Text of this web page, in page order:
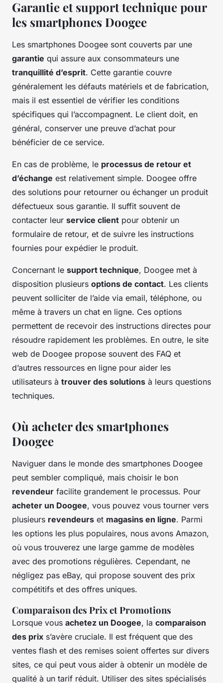
Garantie et support technique pour
les smartphones Doogee
Les smartphones Doogee sont couverts par une
garantie qui assure aux consommateurs une
tranquillité d’esprit. Cette garantie couvre
généralement les défauts matériels et de fabrication,
mais il est essentiel de vérifier les conditions
spécifiques qui l’accompagnent. Le client doit, en
général, conserver une preuve d’achat pour
bénéficier de ce service.
En cas de problème, le processus de retour et
d’échange est relativement simple. Doogee offre
des solutions pour retourner ou échanger un produit
défectueux sous garantie. Il suffit souvent de
contacter leur service client pour obtenir un
formulaire de retour, et de suivre les instructions
fournies pour expédier le produit.
Concernant le support technique, Doogee met à
disposition plusieurs options de contact. Les clients
peuvent solliciter de l’aide via email, téléphone, ou
même à travers un chat en ligne. Ces options
permettent de recevoir des instructions directes pour
résoudre rapidement les problèmes. En outre, le site
web de Doogee propose souvent des FAQ et
d’autres ressources en ligne pour aider les
utilisateurs à trouver des solutions à leurs questions
techniques.
Où acheter des smartphones
Doogee
Naviguer dans le monde des smartphones Doogee
peut sembler compliqué, mais choisir le bon
revendeur facilite grandement le processus. Pour
acheter un Doogee, vous pouvez vous tourner vers
plusieurs revendeurs et magasins en ligne. Parmi
les options les plus populaires, nous avons Amazon,
où vous trouverez une large gamme de modèles
avec des promotions régulières. Cependant, ne
négligez pas eBay, qui propose souvent des prix
compétitifs et des offres uniques.
Comparaison des Prix et Promotions
Lorsque vous achetez un Doogee, la comparaison
des prix s’avère cruciale. Il est fréquent que des
ventes flash et des remises soient offertes sur divers
sites, ce qui peut vous aider à obtenir un modèle de
qualité à un tarif réduit. Utiliser des sites spécialisés